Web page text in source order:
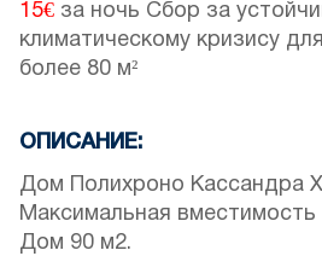
15€ за ночь Сбор за
климатическому кризису
более 80 м²
ОПИСАНИЕ:
Дом Полихроно Кассандра
Максимальная вместимость
Дом 90 м2.